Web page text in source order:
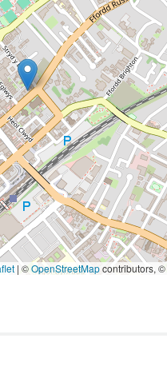
| ©OpenStreetMapcontributors, ©